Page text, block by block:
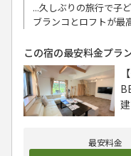
...久しぶりの旅行で子
ブランコとロフトが最
この宿の最安料金プラ